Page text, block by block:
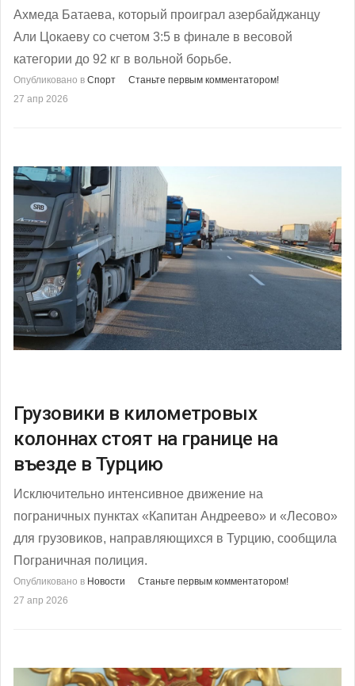
Ахмеда Батаева, который проиграл азербайджанцу
Али Цокаеву со счетом 3:5 в финале в весовой
категории до 92 кг в вольной борьбе.
Опубликовано в Спорт
Станьте первым комментатором!
27 апр 2026
Грузовики в километровых
колоннах стоят на границе на
въезде в Турцию
Исключительно интенсивное движение на
пограничных пунктах «Капитан Андреево» и «Лесово»
для грузовиков, направляющихся в Турцию, сообщила
Пограничная полиция.
Опубликовано в Новости
Станьте первым комментатором!
27 апр 2026